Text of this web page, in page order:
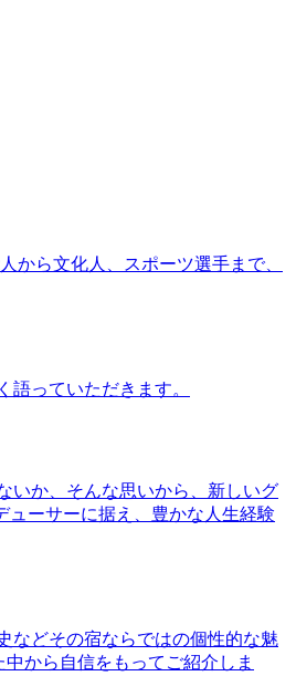
から文化人、スポーツ選手まで、
っていただきます。
いか、そんな思いから、新しいグ
ューサーに据え、豊かな人生経験
などその宿ならではの個性的な魅
から自信をもってご紹介しま